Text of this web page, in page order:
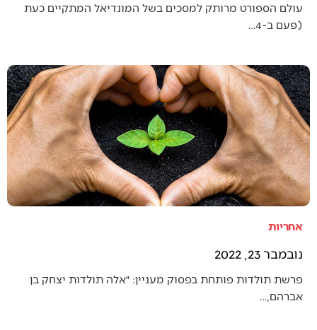
עולם הספורט מרותק למסכים בשל המונדיאל המתקיים כעת
(פעם ב-4…
אחריות
נובמבר 23, 2022
פרשת תולדות פותחת בפסוק מעניין: ״אלה תולדות יצחק בן
אברהם,…